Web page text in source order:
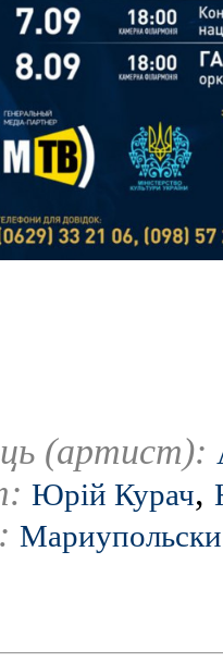
(артист):
Юрій Курач,